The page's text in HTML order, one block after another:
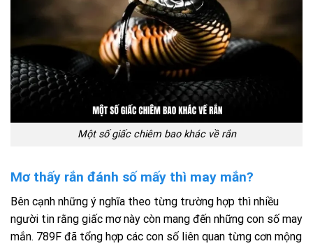
Một số giấc chiêm bao khác về rắn
Mơ thấy rắn đánh số mấy thì may mắn?
Bên cạnh những ý nghĩa theo từng trường hợp thì nhiều
người tin rằng giấc mơ này còn mang đến những con số may
mắn. 789F đã tổng hợp các con số liên quan từng cơn mộng